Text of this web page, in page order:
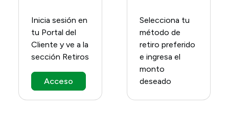
Inicia sesión en
tu Portal del
Cliente y ve a la
sección Retiros
Acceso
Selecciona tu
método de
retiro preferido
e ingresa el
monto
deseado